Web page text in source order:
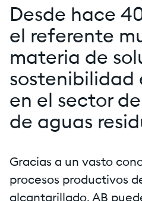
Desde hace
el referente
materia de
sostenibilidad
en el sector
de aguas
Gracias a un vasto
procesos productivos